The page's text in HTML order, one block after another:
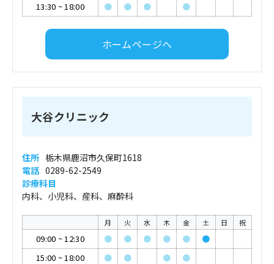
13:30 ~18:00 ● ● ● ●
ホームページへ
大谷クリニック
住所 栃木県鹿沼市久保町1618
電話 0289-62-2549
診療科目
内科、小児科、産科、麻酔科
月 火 水 木 金 土 日 祝
09:00 ~12:30 ● ● ● ● ●
●
15:00 ~18:00 ● ● ● ●